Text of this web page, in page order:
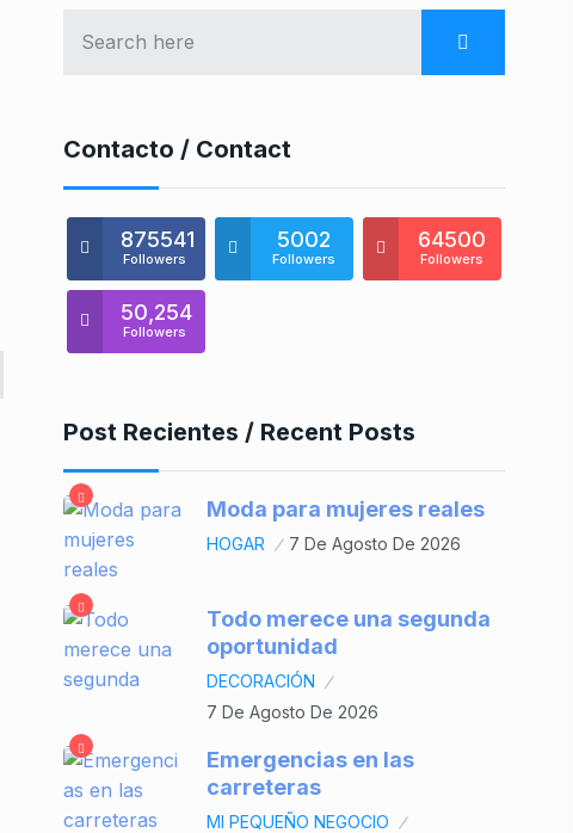
Contacto / Contact
875541
Followers
5002
Followers
64500
Followers
50,254
Followers
Post Recientes / Recent Posts
Moda para mujeres reales
HOGAR 7 De Agosto De 2026
Todo merece una segunda
oportunidad
DECORACIÓN
7 De Agosto De 2026
Emergencias en las
carreteras
MI PEQUEÑO NEGOCIO